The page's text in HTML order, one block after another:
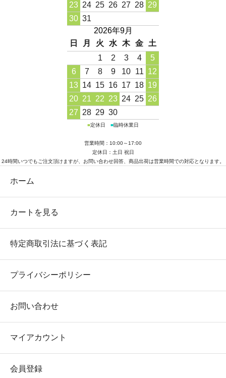
23 24 25 26 27 28 29
30 31
2026年9月
日
月 火 水 木 金
土
1
2 3 4
5
6
7 8 9 10 11 12
13 14 15 16 17 18 19
20 21 22 23 24 25 26
27 28 29 30
■定休日 ■臨時休業日
営業時間：10:00～17:00
定休日：土日 祝日
24時間いつでもご注文頂けますが、お問い合わせ回答、商品出荷は営業時間での対応となります。
ホーム
カートを見る
特定商取引法に基づく表記
プライバシーポリシー
お問い合わせ
マイアカウント
会員登録